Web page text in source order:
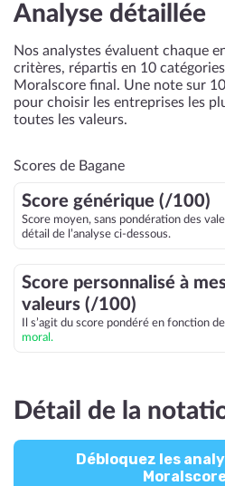
Analyse détaillée
Nos analystes évaluent chaque
critères, répartis en 10
Moralscore final. Une note sur
pour choisir les entreprises les
toutes les valeurs.
Scores de Bagane
Score générique (/100)
Score moyen, sans pondération des
détail de l’analyse ci-dessous.
Score personnalisé à
valeurs (/100)
Il s’agit du score pondéré en fonction de
moral.
Détail de la
Débloquez les